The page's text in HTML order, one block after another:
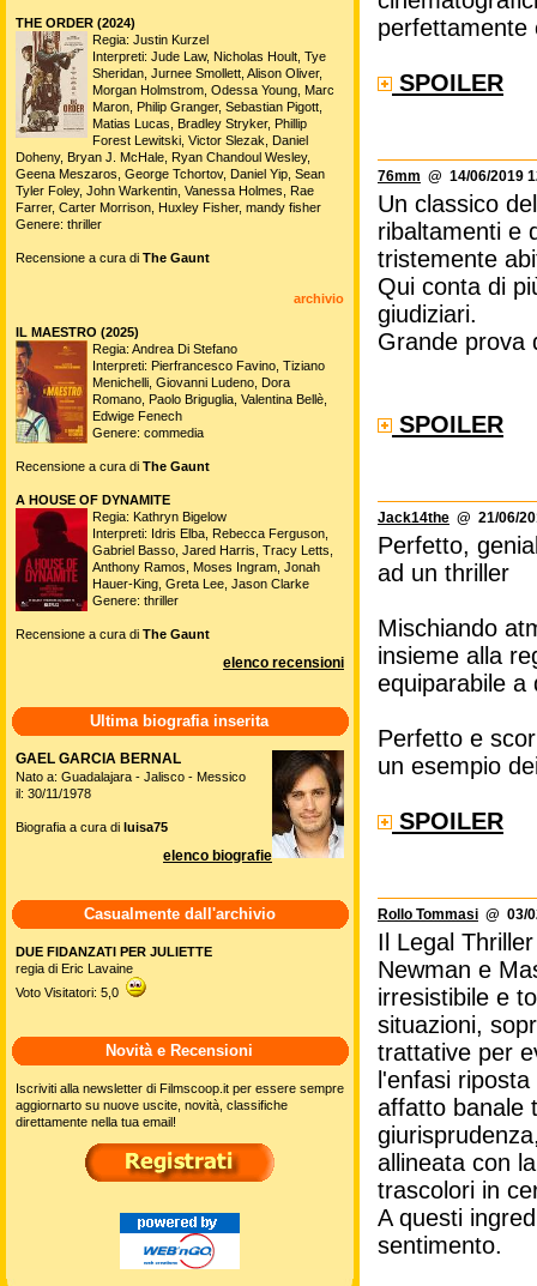
perfettamente
SPOILER
76mm @ 14/06/2019
Un classico
ribaltamenti e
tristemente
Qui conta di
giudiziari.
Grande prova
SPOILER
Jack14the @ 21/06/
Perfetto,
ad un thriller
Mischiando
insieme alla
equiparabile a
Perfetto e
un esempio
SPOILER
Rollo Tommasi @ 03/
Il Legal
Newman e
irresistibile e
situazioni,
trattative per
l'enfasi
affatto banale
allineata con
trascolori in
A questi
sentimento.
THE ORDER (2024)
Regia: Justin Kurzel
Interpreti: Jude Law, Nicholas Hoult, Tye
Sheridan, Jurnee Smollett, Alison Oliver,
Morgan Holmstrom, Odessa Young, Marc
Maron, Philip Granger, Sebastian Pigott,
Matias Lucas, Bradley Stryker, Phillip
Forest Lewitski, Victor Slezak, Daniel
Doheny, Bryan J. McHale, Ryan Chandoul Wesley,
Geena Meszaros, George Tchortov, Daniel Yip, Sean
Tyler Foley, John Warkentin, Vanessa Holmes, Rae
Farrer, Carter Morrison, Huxley Fisher, mandy fisher
Genere: thriller
Recensione a cura di The Gaunt
archivio
IL MAESTRO (2025)
Regia: Andrea Di Stefano
Interpreti: Pierfrancesco Favino, Tiziano
Menichelli, Giovanni Ludeno, Dora
Romano, Paolo Briguglia, Valentina Bellè,
Edwige Fenech
Genere: commedia
Recensione a cura di The Gaunt
A HOUSE OF DYNAMITE
Regia: Kathryn Bigelow
Interpreti: Idris Elba, Rebecca Ferguson,
Gabriel Basso, Jared Harris, Tracy Letts,
Anthony Ramos, Moses Ingram, Jonah
Hauer-King, Greta Lee, Jason Clarke
Genere: thriller
Recensione a cura di The Gaunt
elenco recensioni
Ultima biografia inserita
GAEL GARCIA BERNAL
Nato a: Guadalajara - Jalisco - Messico
il: 30/11/1978
Biografia a cura di luisa75
elenco biografie
Casualmente dall'archivio
DUE FIDANZATI PER JULIETTE
regia di Eric Lavaine
Voto Visitatori: 5,0
Novità e Recensioni
Iscriviti alla newsletter di Filmscoop.it per essere sempre
aggiornarto su nuove uscite, novità, classifiche
direttamente nella tua email!